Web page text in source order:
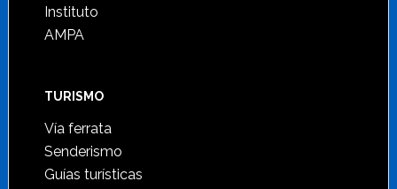
Instituto
AMPA
TURISMO
Vía ferrata
Senderismo
Guías turísticas